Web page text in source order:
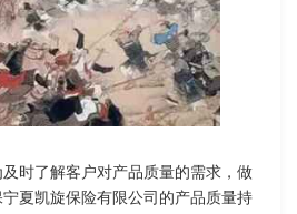
时了解客户对产品质量的需求，做
夏凯旋保险有限公司的产品质量持